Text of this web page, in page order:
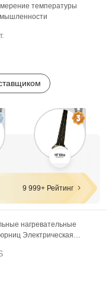
температуры
9 999+ Рейтинг
нагревательные
Электрическая